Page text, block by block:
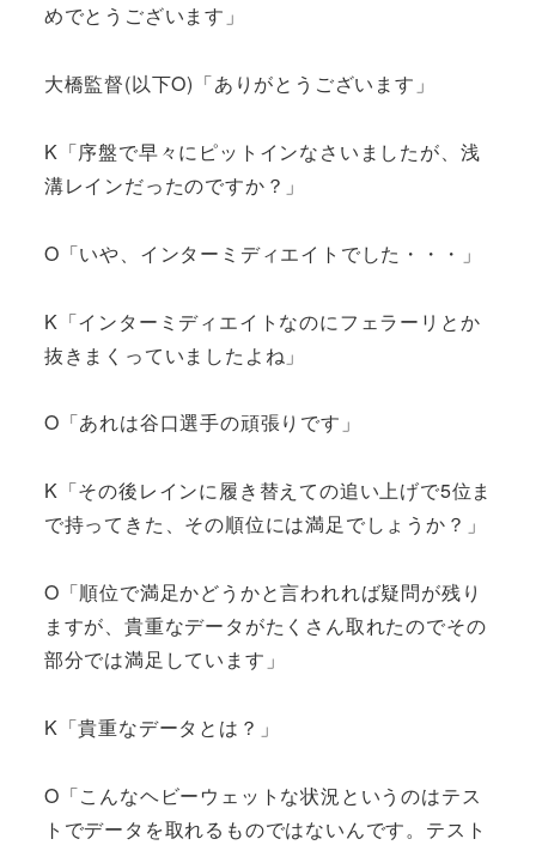
めでとうございます」
大橋監督(以下O)「ありがとうございます」
K「序盤で早々にピットインなさいましたが、浅
溝レインだったのですか？」
O「いや、インターミディエイトでした・・・」
K「インターミディエイトなのにフェラーリとか
抜きまくっていましたよね」
O「あれは谷口選手の頑張りです」
K「その後レインに履き替えての追い上げで5位ま
で持ってきた、その順位には満足でしょうか？」
O「順位で満足かどうかと言われれば疑問が残り
ますが、貴重なデータがたくさん取れたのでその
部分では満足しています」
K「貴重なデータとは？」
O「こんなヘビーウェットな状況というのはテス
トでデータを取れるものではないんです。テスト